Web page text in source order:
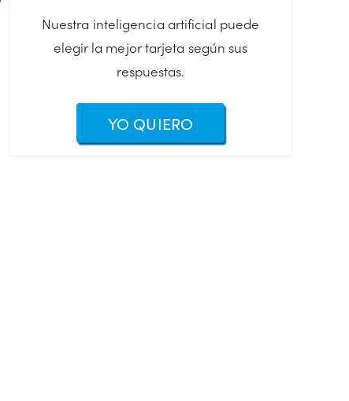
Nuestra inteligencia artificial puede
elegir la mejor tarjeta según sus
respuestas.
YO QUIERO